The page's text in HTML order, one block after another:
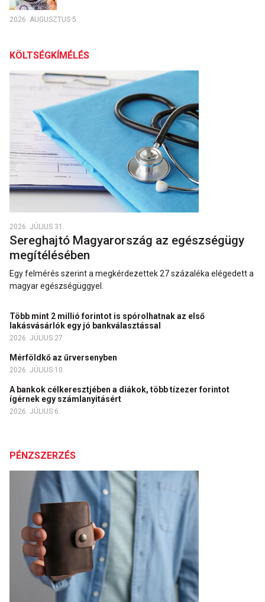
2026. AUGUSZTUS 5.
KÖLTSÉGKÍMÉLÉS
2026. JÚLIUS 31.
Sereghajtó Magyarország az egészségügy
megítélésében
Egy felmérés szerint a megkérdezettek 27 százaléka elégedett a
magyar egészségüggyel.
Több mint 2 millió forintot is spórolhatnak az első
lakásvásárlók egy jó bankválasztással
2026. JÚLIUS 27.
Mérföldkő az űrversenyben
2026. JÚLIUS 10.
A bankok célkeresztjében a diákok, több tízezer forintot
ígérnek egy számlanyitásért
2026. JÚLIUS 6.
PÉNZSZERZÉS